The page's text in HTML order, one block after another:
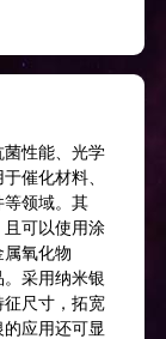
性能、光学
催化材料、
领域。其
可以使用涂
氧化物
。采用纳米银
尺寸，拓宽
应用还可显